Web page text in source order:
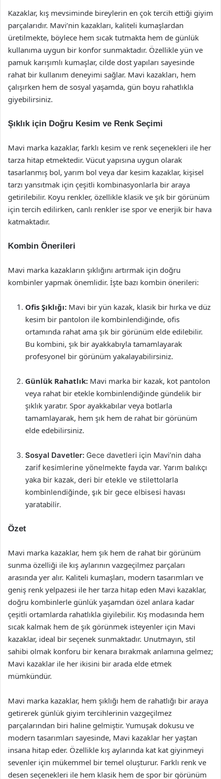
Kazaklar, kış mevsiminde bireylerin en çok tercih ettiği giyim
parçalarıdır. Mavi’nin kazakları, kaliteli kumaşlardan
üretilmekte, böylece hem sıcak tutmakta hem de günlük
kullanıma uygun bir konfor sunmaktadır. Özellikle yün ve
pamuk karışımlı kumaşlar, cilde dost yapıları sayesinde
rahat bir kullanım deneyimi sağlar. Mavi kazakları, hem
çalışırken hem de sosyal yaşamda, gün boyu rahatlıkla
giyebilirsiniz.
Şıklık için Doğru Kesim ve Renk Seçimi
Mavi marka kazaklar, farklı kesim ve renk seçenekleri ile her
tarza hitap etmektedir. Vücut yapısına uygun olarak
tasarlanmış bol, yarım bol veya dar kesim kazaklar, kişisel
tarzı yansıtmak için çeşitli kombinasyonlarla bir araya
getirilebilir. Koyu renkler, özellikle klasik ve şık bir görünüm
için tercih edilirken, canlı renkler ise spor ve enerjik bir hava
katmaktadır.
Kombin Önerileri
Mavi marka kazakların şıklığını artırmak için doğru
kombinler yapmak önemlidir. İşte bazı kombin önerileri:
Ofis Şıklığı: Mavi bir yün kazak, klasik bir hırka ve düz
kesim bir pantolon ile kombinlendiğinde, ofis
ortamında rahat ama şık bir görünüm elde edilebilir.
Bu kombini, şık bir ayakkabıyla tamamlayarak
profesyonel bir görünüm yakalayabilirsiniz.
Günlük Rahatlık: Mavi marka bir kazak, kot pantolon
veya rahat bir etekle kombinlendiğinde gündelik bir
şıklık yaratır. Spor ayakkabılar veya botlarla
tamamlayarak, hem şık hem de rahat bir görünüm
elde edebilirsiniz.
Sosyal Davetler: Gece davetleri için Mavi’nin daha
zarif kesimlerine yönelmekte fayda var. Yarım balıkçı
yaka bir kazak, deri bir etekle ve stilettolarla
kombinlendiğinde, şık bir gece elbisesi havası
yaratabilir.
Özet
Mavi marka kazaklar, hem şık hem de rahat bir görünüm
sunma özelliği ile kış aylarının vazgeçilmez parçaları
arasında yer alır. Kaliteli kumaşları, modern tasarımları ve
geniş renk yelpazesi ile her tarza hitap eden Mavi kazaklar,
doğru kombinlerle günlük yaşamdan özel anlara kadar
çeşitli ortamlarda rahatlıkla giyilebilir. Kış modasında hem
sıcak kalmak hem de şık görünmek isteyenler için Mavi
kazaklar, ideal bir seçenek sunmaktadır. Unutmayın, stil
sahibi olmak konforu bir kenara bırakmak anlamına gelmez;
Mavi kazaklar ile her ikisini bir arada elde etmek
mümkündür.
Mavi marka kazaklar, hem şıklığı hem de rahatlığı bir araya
getirerek günlük giyim tercihlerinin vazgeçilmez
parçalarından biri haline gelmiştir. Yumuşak dokusu ve
modern tasarımları sayesinde, Mavi kazaklar her yaştan
insana hitap eder. Özellikle kış aylarında kat kat giyinmeyi
sevenler için mükemmel bir temel oluşturur. Farklı renk ve
desen seçenekleri ile hem klasik hem de spor bir görünüm